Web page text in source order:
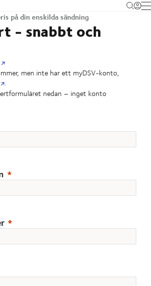
på din enskilda sändning
- snabbt och
men inte har ett myDSV-konto,
.
nedan – inget konto